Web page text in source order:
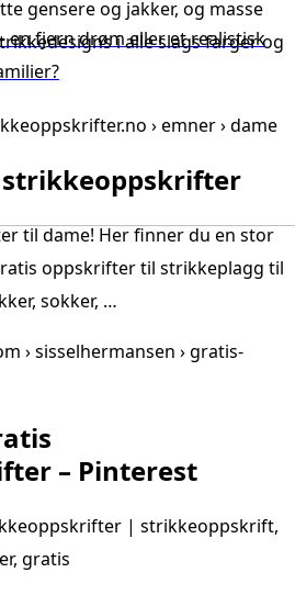
en fjern drøm eller et realistisk
gensere og jakker, og masse
i alle slags farger og
› emner › dame
strikkeoppskrifter
til dame! Her finner du en stor
oppskrifter til strikkeplagg til
sokker, …
› sisselhermansen › gratis-
– Pinterest
| strikkeoppskrift,
gratis